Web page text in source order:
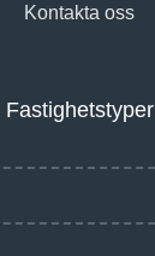
Kontakta oss
Fastighetstyper